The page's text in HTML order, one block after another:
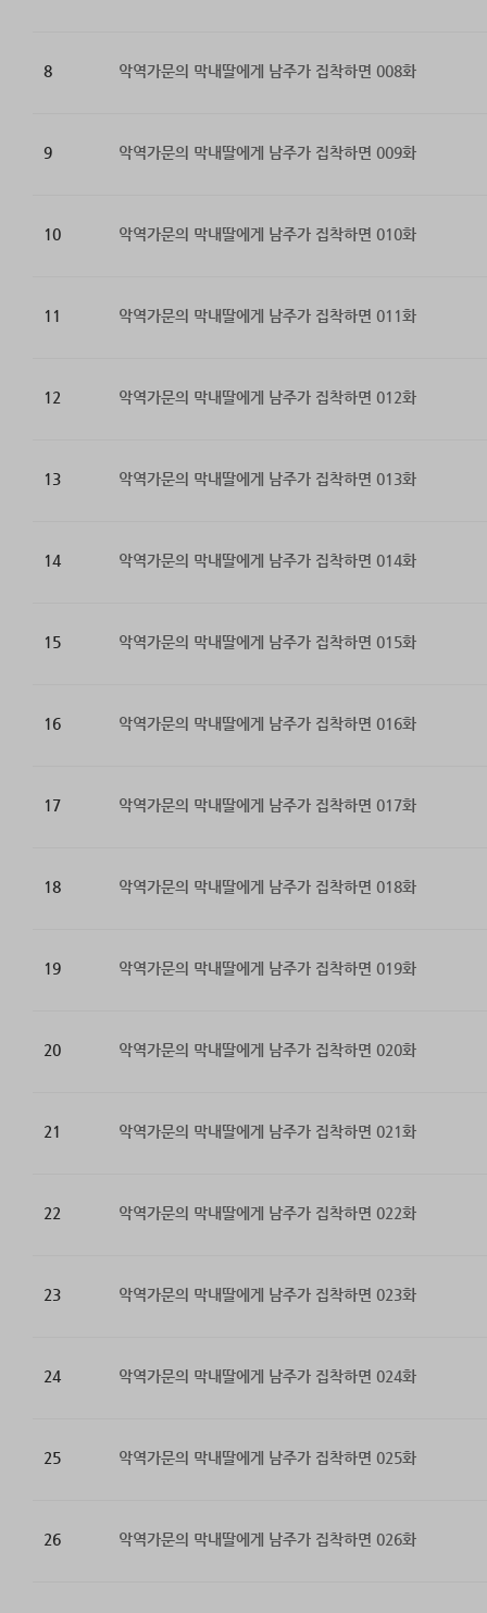
8 악역가문의 막내딸에게 남주가 집착하면 008화
9 악역가문의 막내딸에게 남주가 집착하면 009화
10 악역가문의 막내딸에게 남주가 집착하면 010화
11 악역가문의 막내딸에게 남주가 집착하면 011화
12 악역가문의 막내딸에게 남주가 집착하면 012화
13 악역가문의 막내딸에게 남주가 집착하면 013화
14 악역가문의 막내딸에게 남주가 집착하면 014화
15 악역가문의 막내딸에게 남주가 집착하면 015화
16 악역가문의 막내딸에게 남주가 집착하면 016화
17 악역가문의 막내딸에게 남주가 집착하면 017화
18 악역가문의 막내딸에게 남주가 집착하면 018화
19 악역가문의 막내딸에게 남주가 집착하면 019화
20 악역가문의 막내딸에게 남주가 집착하면 020화
21 악역가문의 막내딸에게 남주가 집착하면 021화
22 악역가문의 막내딸에게 남주가 집착하면 022화
23 악역가문의 막내딸에게 남주가 집착하면 023화
24 악역가문의 막내딸에게 남주가 집착하면 024화
25 악역가문의 막내딸에게 남주가 집착하면 025화
26 악역가문의 막내딸에게 남주가 집착하면 026화